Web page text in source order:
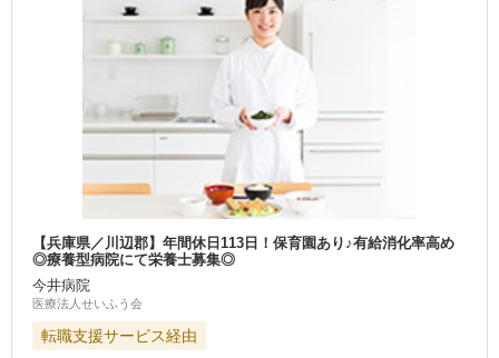
【兵庫県／川辺郡】年間休日113日！保育園あり♪有給消化率高め
◎療養型病院にて栄養士募集◎
今井病院
医療法人せいふう会
転職支援サービス経由